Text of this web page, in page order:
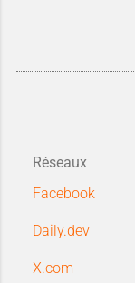
Réseaux
Facebook
Daily.dev
X.com